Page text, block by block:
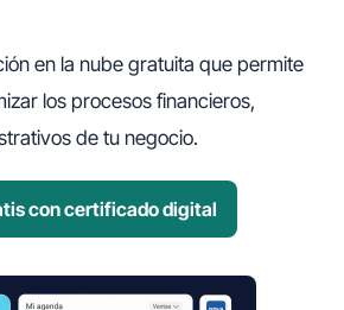
en la nube gratuita que permite
los procesos financieros,
de tu negocio.
con certificado digital